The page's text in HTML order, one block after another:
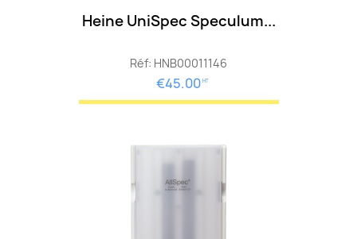
Heine UniSpec Speculum...
Réf: HNB00011146
€45.00 HT